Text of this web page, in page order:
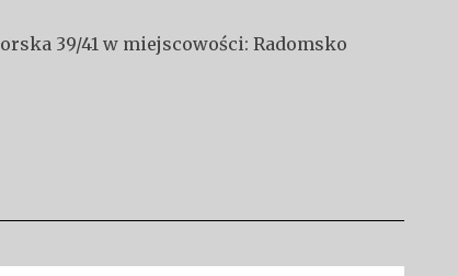
39/41 w miejscowości: Radomsko